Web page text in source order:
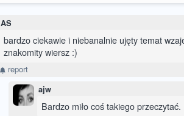
AS
bardzo ciekawie i niebanalnie ujęty temat
znakomity wiersz :)
report
ajw
Bardzo miło coś takiego przeczytać.